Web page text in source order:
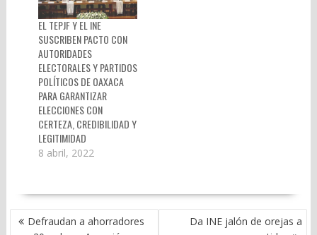
EL TEPJF Y EL INE
SUSCRIBEN PACTO CON
AUTORIDADES
ELECTORALES Y PARTIDOS
POLÍTICOS DE OAXACA
PARA GARANTIZAR
ELECCIONES CON
CERTEZA, CREDIBILIDAD Y
LEGITIMIDAD
8 abril, 2022
NAVEGACIÓN
Defraudan a ahorradores
Da INE jalón de orejas a